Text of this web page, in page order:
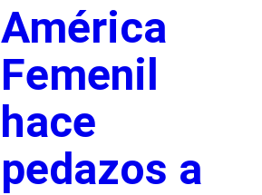
América
Femenil
hace
pedazos a